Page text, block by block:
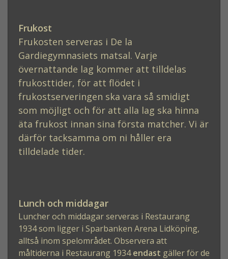
Frukost
Frukosten serveras i De la
Gardiegymnasiets matsal. Varje
övernattande lag kommer att tilldelas
frukosttider, för att flödet i
frukostserveringen ska vara så smidigt
som möjligt och för att alla lag ska hinna
äta frukost innan sina första matcher. Vi är
därför tacksamma om ni håller era
tilldelade tider.
Lunch och middagar
Luncher och middagar serveras i Restaurang
1934 som ligger i Sparbanken Arena Lidköping,
alltså inom spelområdet. Observera att
måltiderna i Restaurang 1934endast gäller för de